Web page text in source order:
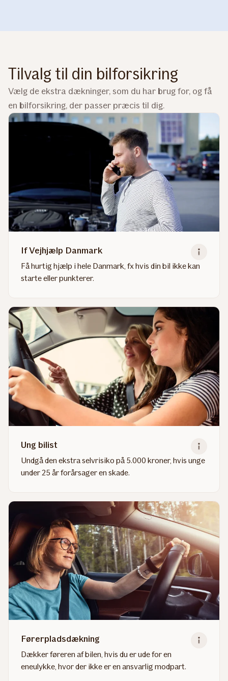
Tilvalg til din bilforsikring
Vælg de ekstra dækninger, som du har brug for, og få
en bilforsikring, der passer præcis til dig.
If Vejhjælp Danmark
Få hurtig hjælp i hele Danmark, fx hvis din bil ikke kan
starte eller punkterer.
about
Vejhjælp
Danmark
Ung bilist
Undgå den ekstra selvrisiko på 5.000 kroner, hvis unge
under 25 år forårsager en skade.
about
Førerpladsdækning
Dækker føreren af bilen, hvis du er ude for en
eneulykke, hvor der ikke er en ansvarlig modpart.